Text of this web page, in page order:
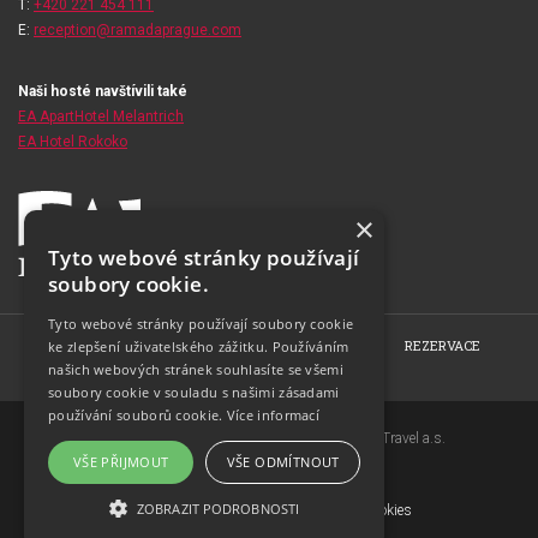
T: +420 221 454 111
E: reception@ramadaprague.com
Naši hosté navštívili také
EA ApartHotel Melantrich
EA Hotel Rokoko
HOME O HOTELU POKOJE RESTAURACE
REZERVACE
FOTOGALERIE
KONTAKT
Copyright © 2007-2026 EuroAgentur Hotels&Travel a.s.
www.bezvapobyt.cz
Všeobecné podmínky rezervace
Deklarace o ochraně osobních údajů
Cookies
×
Tyto webové stránky používají
soubory cookie.
Tyto webové stránky používají soubory cookie
ke zlepšení uživatelského zážitku. Používáním
našich webových stránek souhlasíte se všemi
soubory cookie v souladu s našimi zásadami
používání souborů cookie. Více informací
VŠE PŘIJMOUT VŠE ODMÍTNOUT
ZOBRAZIT PODROBNOSTI